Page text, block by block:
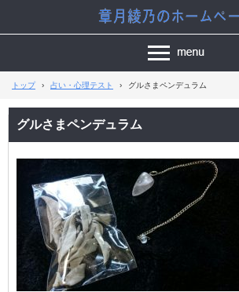
トップ › 占い・心理テスト › グルさまペンデュラム
グルさまペンデュラム